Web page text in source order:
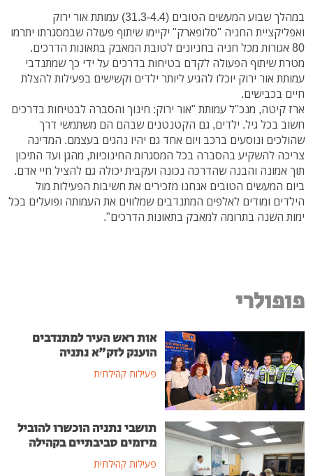
במהלך שבוע המעשים הטובים (31.3-4.4) עמותת אור ירוק
ואפליקציית החניה "סלופארק" יקיימו שיתוף פעולה שבמסגרתו יתרמו
80 אגורות מכל חניה בחניונים לטובת המאבק בתאונות הדרכים.
מטרת שיתוף הפעולה לקדם בטיחות בדרכים על ידי כך שמתנדבי
עמותת אור ירוק יוכלו להגיע ליותר ילדים וקשישים בפעילות להצלת
חיים בכבישים.
ארז קיטה, מנכ"ל עמותת "אור ירוק: חינוך והסברה לבטיחות בדרכים
חשוב בכל גיל. ילדים, גם הקטנטנים שבהם הם משתמשי דרך
שהולכים ונוסעים ברכב ויום אחד גם יהיו נהגים בעצמם. המדינה
צריכה להשקיע בהסברה בכל המסגרות החינוכיות, מהגן ועד התיכון
תוך אמונה והבנה שהדרכה נכונה ועקבית יכולה גם להציל חיי אדם.
ביום המעשים הטובים אנחנו מזכירים את חשיבות הפעילות מול
הילדים ומודים לאלפים המתנדבים שמלווים את העמותה ופועלים בכל
ימות השנה בתרומה למאבק בתאונות הדרכים".
פופולרי
אות ראש העיר למתנדבים
הוענק לזק"א נתניה
פעילות קהילתית
תושבי נתניה הוכשרו להוביל
מיזמים סביבתיים בקהילה
פעילות קהילתית